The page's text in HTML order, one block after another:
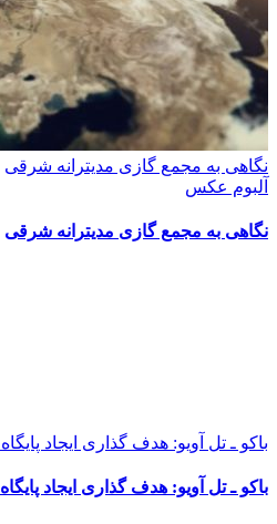
نگاهی به مجمع گازی مدیترانه شرقی
آلبوم عکس
نگاهی به مجمع گازی مدیترانه شرقی
باکو ـ تل آویو: هدف گذاری ایجاد
باکو ـ تل آویو: هدف گذاری ایجاد